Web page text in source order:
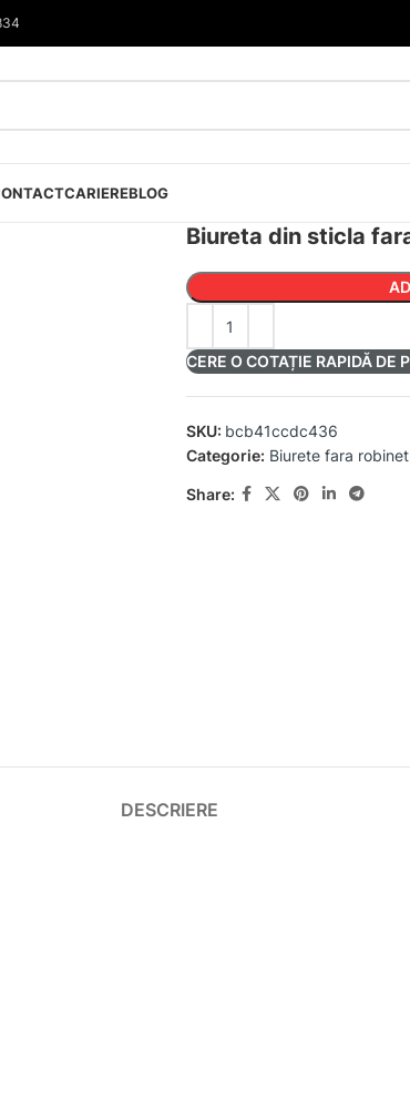
CARIEREBLOG
Biureta din sticla
CERE O COTAȚIE RAPIDĂ DE
SKU: bcb41ccdc436
Categorie: Biurete fara robinet
Share:
DESCRIERE